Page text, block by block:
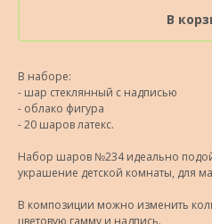
В
В наборе:
- шар стеклянный с надписью
- облако фигура
- 20 шаров латекс.
Набор шаров №234 идеально
украшение детской комнаты, для
В композиции можно изменить